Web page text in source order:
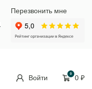
Перезвонить мне
Войти
0
0 ₽